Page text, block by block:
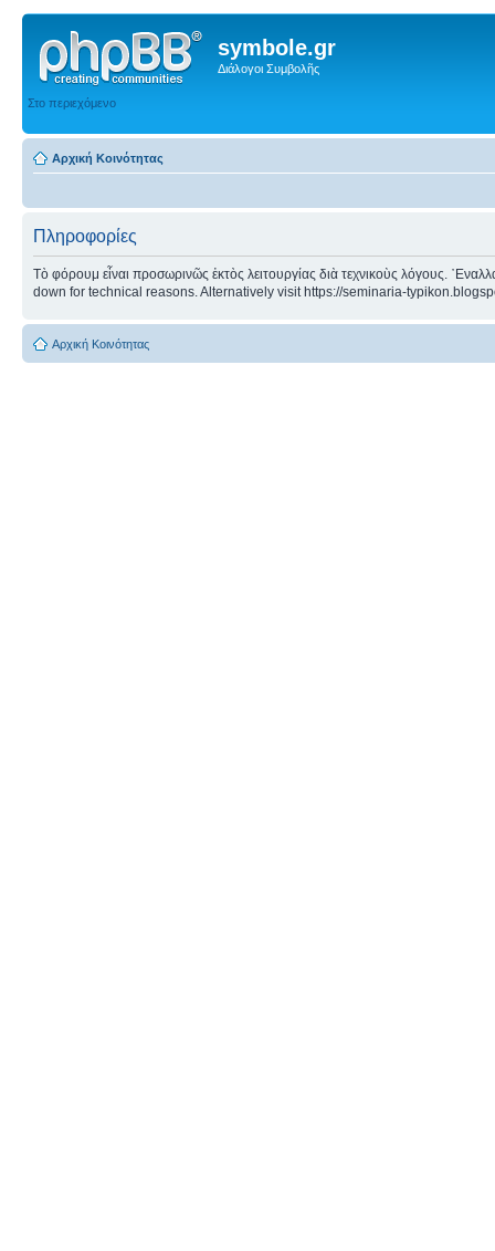
symbole.gr
Διάλογοι Συμβολῆς
Στο περιεχόμενο
Αρχική Κοινότητας
Πληροφορίες
Τὸ φόρουμ εἶναι προσωρινῶς ἐκτὸς λειτουργίας διὰ τεχνικοὺς λόγους.
down for technical reasons. Alternatively visit https://seminaria-
Αρχική Κοινότητας